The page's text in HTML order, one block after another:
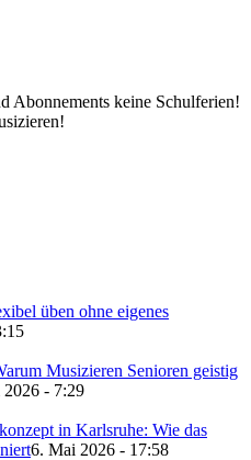
Abonnements keine Schulferien!
üben ohne eigenes
Musizieren Senioren geistig
- 7:29
in Karlsruhe: Wie das
6. Mai 2026 - 17:58